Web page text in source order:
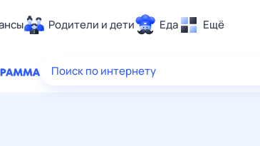
Родители и дети Еда Ещё
Здоровье
Поиск по интернету